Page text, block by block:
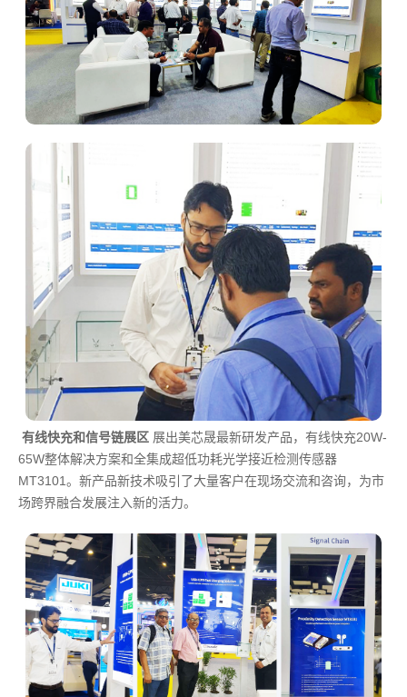
有线快充和信号链展区 展出美芯晟最新研发产品，有线快充20W-
65W整体解决方案和全集成超低功耗光学接近检测传感器
MT3101。新产品新技术吸引了大量客户在现场交流和咨询，为市
场跨界融合发展注入新的活力。